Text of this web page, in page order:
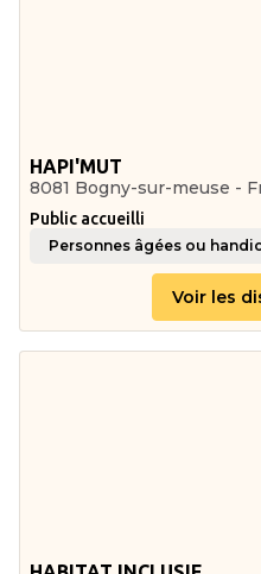
HAPI'MUT
8081 Bogny-sur-meuse -
Public accueilli
Personnes âgées ou
Voir les